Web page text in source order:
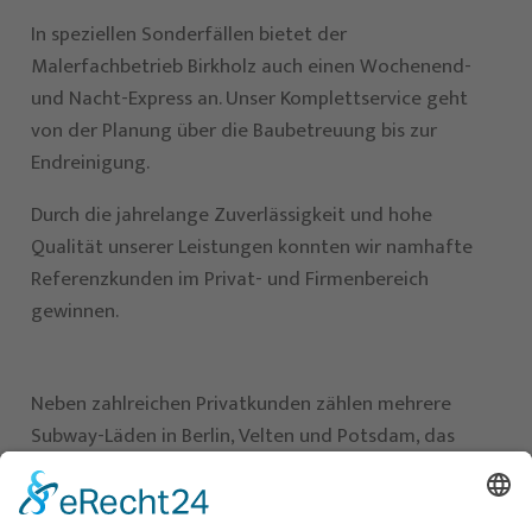
In speziellen Sonderfällen bietet der
Malerfachbetrieb Birkholz auch einen Wochenend-
und Nacht-Express an. Unser Komplettservice geht
von der Planung über die Baubetreuung bis zur
Endreinigung.
Durch die jahrelange Zuverlässigkeit und hohe
Qualität unserer Leistungen konnten wir namhafte
Referenzkunden im Privat- und Firmenbereich
gewinnen.
Neben zahlreichen Privatkunden zählen mehrere
Subway-Läden in Berlin, Velten und Potsdam, das
Kosmetikinstitut Gabriele Häusler, sowie die
Praxengemeinschaft Lüdemann-Blau zu unseren